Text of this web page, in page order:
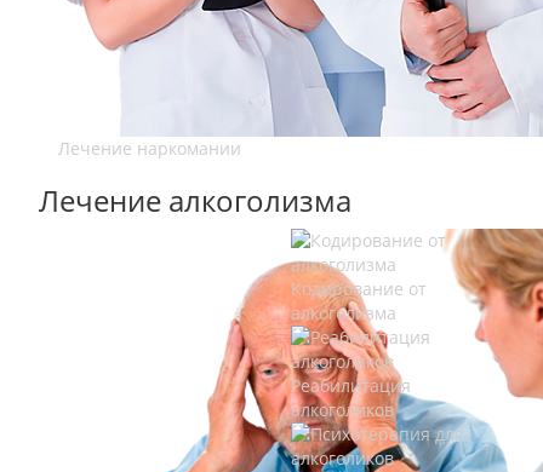
Лечение наркомании
Лечение алкоголизма
Кодирование от
алкоголизма
Реабилитация
алкоголиков